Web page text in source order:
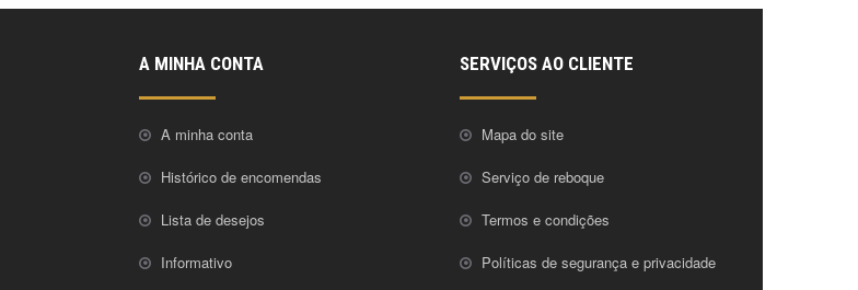
A MINHA CONTA
A minha conta
Histórico de encomendas
Lista de desejos
Informativo
SERVIÇOS AO CLIENTE
Mapa do site
Serviço de reboque
Termos e condições
Políticas de segurança e privacidade